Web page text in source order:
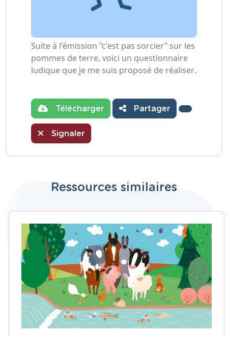
Suite à l'émission "c'est pas sorcier" sur les
pommes de terre, voici un questionnaire
ludique que je me suis proposé de réaliser.
Télécharger Partager
Signaler
Ressources similaires